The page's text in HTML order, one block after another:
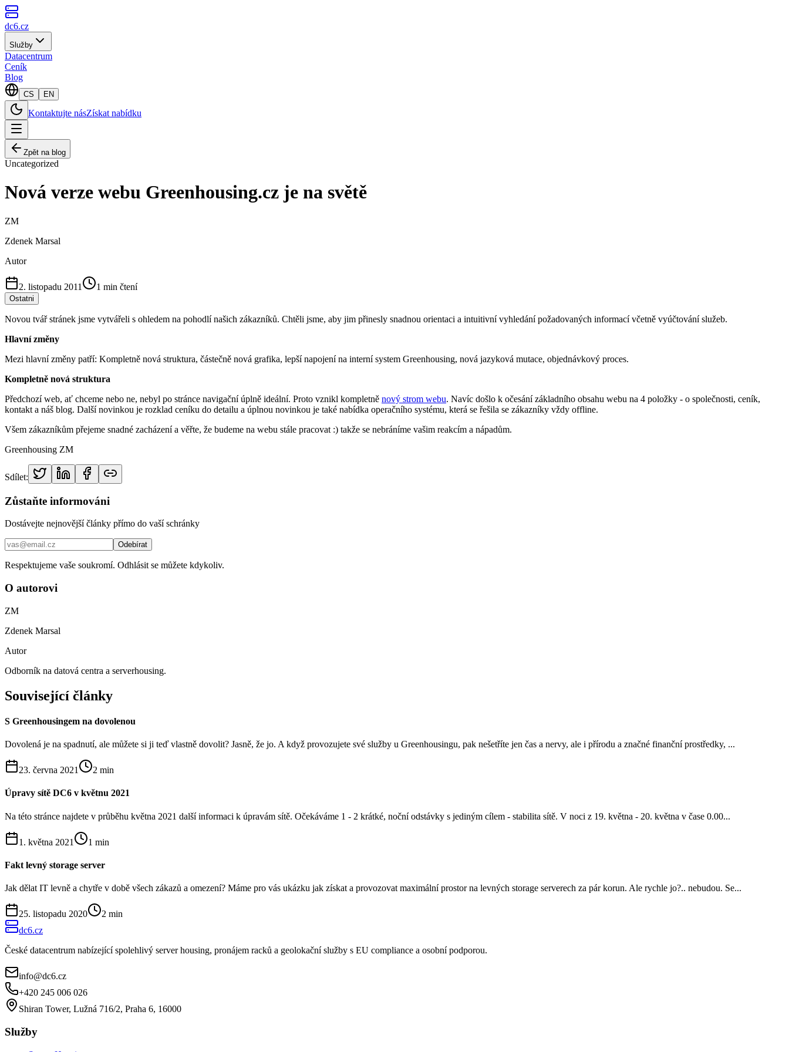
dc6.cz
Služby
Datacentrum
Ceník
Blog
CS EN
Kontaktujte násZískat nabídku
Zpět na blog
Uncategorized
Nová verze webu Greenhousing.cz je na světě
ZM
Zdenek Marsal
Autor
2. listopadu 2011 1 min čtení
Ostatni
Novou tvář stránek jsme vytvářeli s ohledem na pohodlí našich zákazníků. Chtěli jsme, aby jim přinesly snadnou orientaci a intuitivní vyhledání požadovaných informací včetně vyúčtování služeb.
Hlavní změny
Mezi hlavní změny patří: Kompletně nová struktura, částečně nová grafika, lepší napojení na interní system Greenhousing, nová jazyková mutace, objednávkový proces.
Kompletně nová struktura
Předchozí web, ať chceme nebo ne, nebyl po stránce navigační úplně ideální. Proto vznikl kompletně nový strom webu. Navíc došlo k očesání základního obsahu webu na 4 položky - o společnosti, ceník,
kontakt a náš blog. Další novinkou je rozklad ceníku do detailu a úplnou novinkou je také nabídka operačního systému, která se řešila se zákazníky vždy offline.
Všem zákazníkům přejeme snadné zacházení a věřte, že budeme na webu stále pracovat :) takže se nebráníme vašim reakcím a nápadům.
Greenhousing ZM
Sdílet:
Zůstaňte informováni
Dostávejte nejnovější články přímo do vaší schránky
Odebírat
Respektujeme vaše soukromí. Odhlásit se můžete kdykoliv.
O autorovi
ZM
Zdenek Marsal
Autor
Odborník na datová centra a serverhousing.
Související články
S Greenhousingem na dovolenou
Dovolená je na spadnutí, ale můžete si ji teď vlastně dovolit? Jasně, že jo. A když provozujete své služby u Greenhousingu, pak nešetříte jen čas a nervy, ale i přírodu a značné finanční prostředky, ...
23. června 2021 2 min
Úpravy sítě DC6 v květnu 2021
Na této stránce najdete v průběhu května 2021 další informaci k úpravám sítě. Očekáváme 1 - 2 krátké, noční odstávky s jediným cílem - stabilita sítě. V noci z 19. května - 20. května v čase 0.00...
1. května 2021 1 min
Fakt levný storage server
Jak dělat IT levně a chytře v době všech zákazů a omezení? Máme pro vás ukázku jak získat a provozovat maximální prostor na levných storage serverech za pár korun. Ale rychle jo?.. nebudou. Se...
25. listopadu 2020 2 min
dc6.cz
České datacentrum nabízející spolehlivý server housing, pronájem racků a geolokační služby s EU compliance a osobní podporou.
info@dc6.cz
+420 245 006 026
Shiran Tower, Lužná 716/2, Praha 6, 16000
Služby